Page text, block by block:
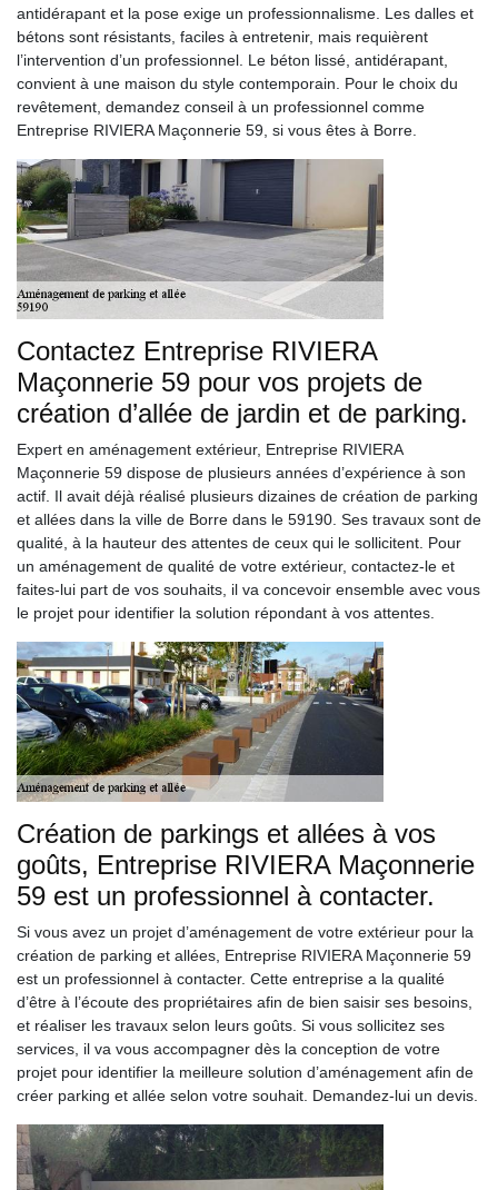
antidérapant et la pose exige un professionnalisme. Les dalles et
bétons sont résistants, faciles à entretenir, mais requièrent
l’intervention d’un professionnel. Le béton lissé, antidérapant,
convient à une maison du style contemporain. Pour le choix du
revêtement, demandez conseil à un professionnel comme
Entreprise RIVIERA Maçonnerie 59, si vous êtes à Borre.
Contactez Entreprise RIVIERA
Maçonnerie 59 pour vos projets de
création d’allée de jardin et de parking.
Expert en aménagement extérieur, Entreprise RIVIERA
Maçonnerie 59 dispose de plusieurs années d’expérience à son
actif. Il avait déjà réalisé plusieurs dizaines de création de parking
et allées dans la ville de Borre dans le 59190. Ses travaux sont de
qualité, à la hauteur des attentes de ceux qui le sollicitent. Pour
un aménagement de qualité de votre extérieur, contactez-le et
faites-lui part de vos souhaits, il va concevoir ensemble avec vous
le projet pour identifier la solution répondant à vos attentes.
Création de parkings et allées à vos
goûts, Entreprise RIVIERA Maçonnerie
59 est un professionnel à contacter.
Si vous avez un projet d’aménagement de votre extérieur pour la
création de parking et allées, Entreprise RIVIERA Maçonnerie 59
est un professionnel à contacter. Cette entreprise a la qualité
d’être à l’écoute des propriétaires afin de bien saisir ses besoins,
et réaliser les travaux selon leurs goûts. Si vous sollicitez ses
services, il va vous accompagner dès la conception de votre
projet pour identifier la meilleure solution d’aménagement afin de
créer parking et allée selon votre souhait. Demandez-lui un devis.